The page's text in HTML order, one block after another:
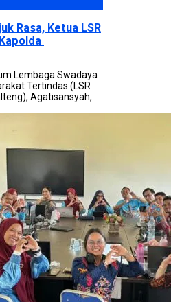
Rasa, Ketua LSR
Lembaga Swadaya
Tertindas (LSR
Agatisansyah,